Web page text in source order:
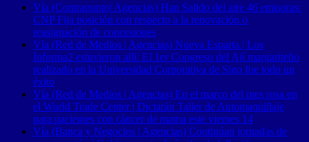
Vía (Contrapunto| Agencias) Han Salido del aire 46 emisoras:
CNP Fija posición con respecto a la renovación o
reasignación de concesiones
Vía (Red de Medios | Agencias) Nueva Esparta | Los
Informa2 estuvieron allí: El 1er Congreso del Ají margariteño
realizado en la Universidad Corporativa de Sigo fue todo un
éxito
Vía (Red de Medios | Agencias) En el marco del mes rosa en
el World Trade Center | Dictarán Taller de Automaquillaje
para pacientes con cáncer de mama este viernes 14
Vía (Banca y Negocios | Agencias) Continúan jornadas de